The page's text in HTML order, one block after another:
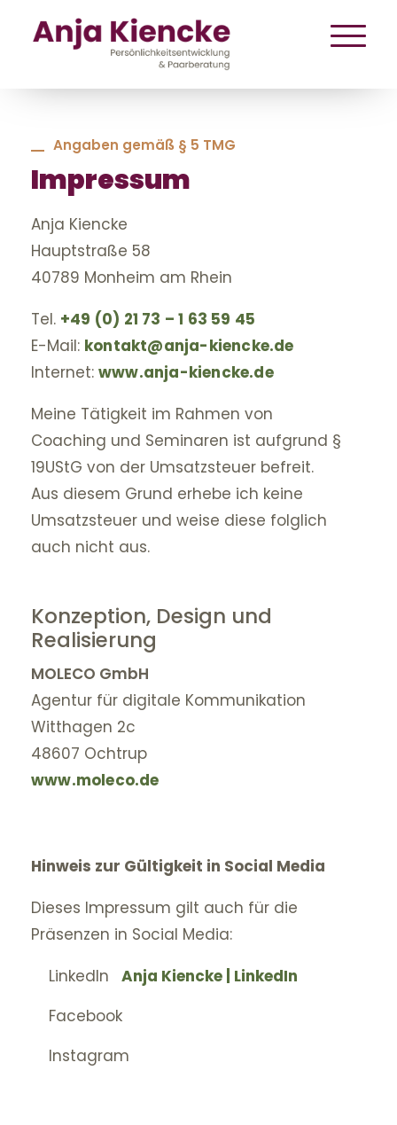
Angaben gemäß § 5 TMG
Impressum
Anja Kiencke
Hauptstraße 58
40789 Monheim am Rhein
Tel. +49 (0) 21 73 – 1 63 59 45
E-Mail: kontakt@anja-kiencke.de
Internet: www.anja-kiencke.de
Meine Tätigkeit im Rahmen von
Coaching und Seminaren ist aufgrund §
19UStG von der Umsatzsteuer befreit.
Aus diesem Grund erhebe ich keine
Umsatzsteuer und weise diese folglich
auch nicht aus.
Konzeption, Design und
Realisierung
MOLECO GmbH
Agentur für digitale Kommunikation
Witthagen 2c
48607 Ochtrup
www.moleco.de
Hinweis zur Gültigkeit in Social Media
Dieses Impressum gilt auch für die
Präsenzen in Social Media:
LinkedIn
Anja Kiencke | LinkedIn
Facebook
Instagram